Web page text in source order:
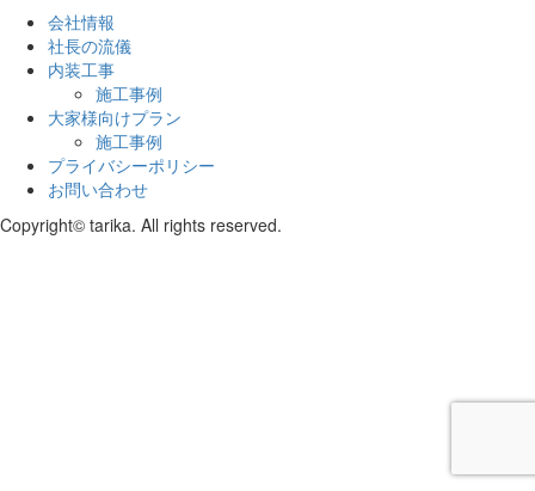
会社情報
社長の流儀
内装工事
施工事例
大家様向けプラン
施工事例
プライバシーポリシー
お問い合わせ
Copyright© tarika. All rights reserved.